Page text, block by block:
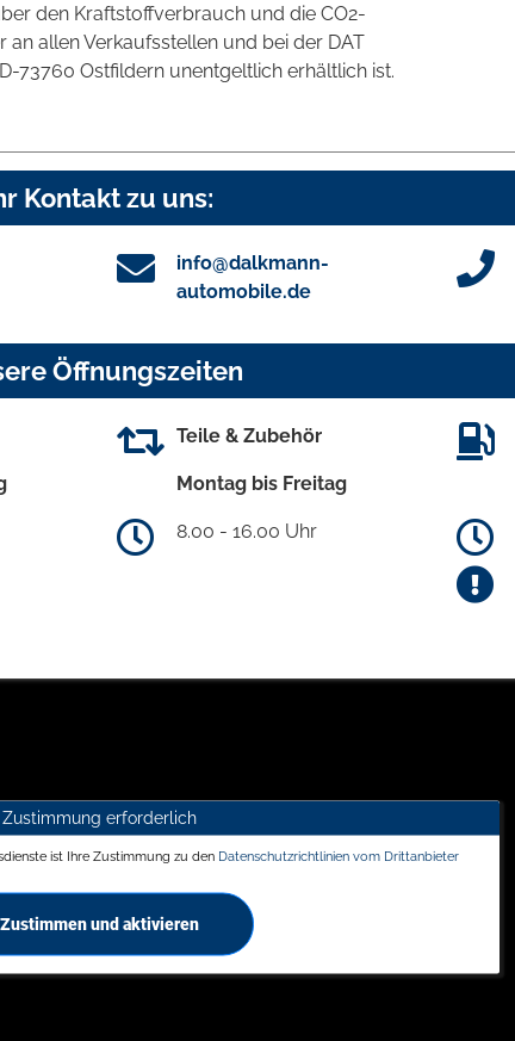
den Kraftstoffverbrauch und die CO2-
allen Verkaufsstellen und bei der DAT
73760 Ostfildern unentgeltlich erhältlich ist.
Kontakt zu uns:
info@dalkmann-
automobile.de
Öffnungszeiten
Teile & Zubehör
Montag bis Freitag
8.00 - 16.00 Uhr
Zustimmung erforderlich
ist Ihre Zustimmung zu den Datenschutzrichtlinien vom Drittanbieter
Zustimmen und aktivieren